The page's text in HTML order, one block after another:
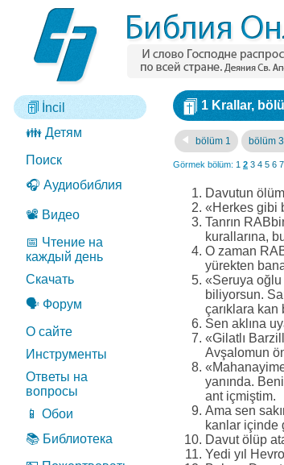
İncil
👪 Детям
Поиск
🎧 Аудиобиблия
📽️ Видео
📅 Чтение на
каждый день
Скачать
🗣️ Форум
О сайте
Инструменты
Ответы на
вопросы
📱 Обои
📚 Библиотека
1 Krallar,
bölüm 1 bölüm 3
Görmek bölüm: 1 2 3 4 5 6 7
Davutun
«Herkes gibi
Tanrın
kurallarına,
O zaman
yürekten
«Seruya oğlu
biliyorsun.
çarıklara kan
Sen aklına
«Gilatlı
Avşalomun
yanında.
ant içmiştim.
Ama sen
kanlar içinde
Davut ölüp
Yedi yıl